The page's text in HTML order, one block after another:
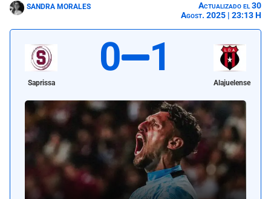
SANDRA MORALES
Actualizado el 30
Agost. 2025 | 23:13 H
Saprissa
0 1
Alajuelense